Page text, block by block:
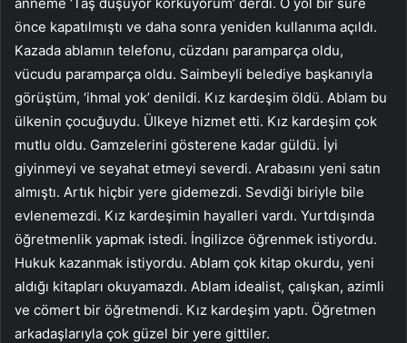
önce kapatılmıştı ve daha sonra yeniden kullanıma açıldı.
Kazada ablamın telefonu, cüzdanı paramparça oldu,
vücudu paramparça oldu. Saimbeyli belediye başkanıyla
görüştüm, ‘ihmal yok’ denildi. Kız kardeşim öldü. Ablam bu
ülkenin çocuğuydu. Ülkeye hizmet etti. Kız kardeşim çok
mutlu oldu. Gamzelerini gösterene kadar güldü. İyi
giyinmeyi ve seyahat etmeyi severdi. Arabasını yeni satın
almıştı. Artık hiçbir yere gidemezdi. Sevdiği biriyle bile
evlenemezdi. Kız kardeşimin hayalleri vardı. Yurtdışında
öğretmenlik yapmak istedi. İngilizce öğrenmek istiyordu.
Hukuk kazanmak istiyordu. Ablam çok kitap okurdu, yeni
aldığı kitapları okuyamazdı. Ablam idealist, çalışkan, azimli
ve cömert bir öğretmendi. Kız kardeşim yaptı. Öğretmen
arkadaşlarıyla çok güzel bir yere gittiler.